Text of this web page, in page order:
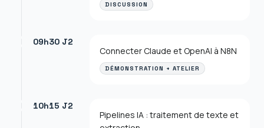
DISCUSSION
09h30 J2
Connecter Claude et OpenAI à N8N
DÉMONSTRATION + ATELIER
10h15 J2
Pipelines IA : traitement de texte et